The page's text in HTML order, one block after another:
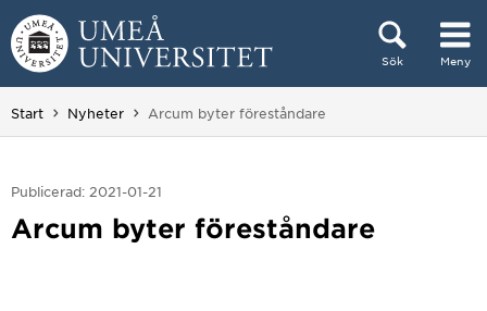
Hoppa direkt till innehållet
Sök Meny
Huvudmenyn dold.
Start Nyheter Du är här:
Arcum byter föreståndare
Publicerad: 2021-01-21
Arcum byter föreståndare